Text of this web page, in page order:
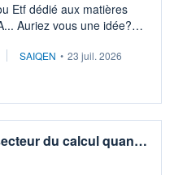
Etf dédié aux matières
Auriez vous une idée?
SAIQEN • 23 juil. 2026
du calcul quan…